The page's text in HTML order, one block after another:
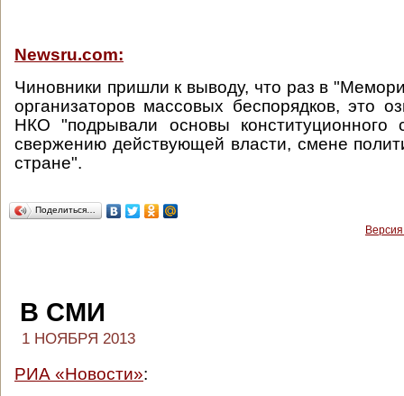
Newsru.com:
Чиновники пришли к выводу, что раз в
организаторов массовых беспорядков, это
НКО "подрывали основы конституционного
свержению действующей власти, смене
стране".
Поделиться…
В СМИ
1 НОЯБРЯ 2013
РИА «Новости»: